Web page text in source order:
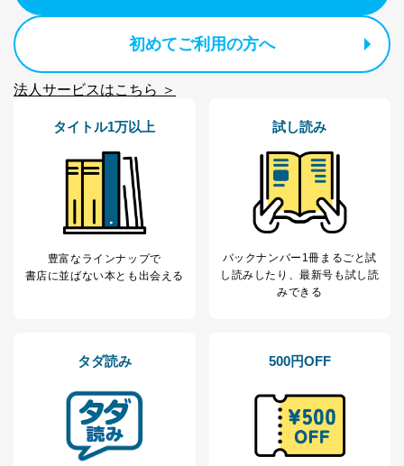
応じた新商品・サービスに関する
広告のため
2
当社にお問合わせ
いただいた方の個
人情報
お問い合わせ対応、トラブル対
処、オペレーター教育など応対品
当社カスタマーQ＆
Aサービス利用者
ｅメール等によるカスタマーQ＆A
サイトのサービス内容のご案内の
ｅメール等による商品、サービ
ス、キャンペーン等の広告に関す
るご案内のため
個人情報
当社の従業者の個
人事、総務などの雇用管理等のた
定期購読サービス
個人情報
に関するご案内のため
SNS公式アカウン
当社のサービス利用状況の把握お
お問い合わせ対応、トラブル対
初めてご利用の方へ
法人サービスはこちら ＞
タイトル1万以上
豊富なラインナップで
書店に並ばない本とも出会える
試し読み
バックナンバー1冊まるごと試
し読み したり、最新号も試し読
みできる
タダ読み 500円OFF